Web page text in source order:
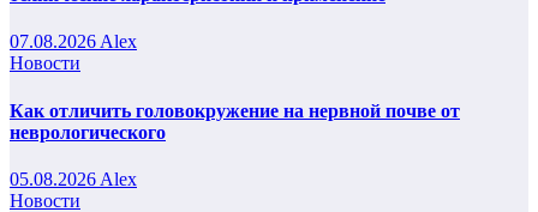
07.08.2026 Alex
Новости
Как отличить головокружение на нервной почве от
неврологического
05.08.2026 Alex
Новости